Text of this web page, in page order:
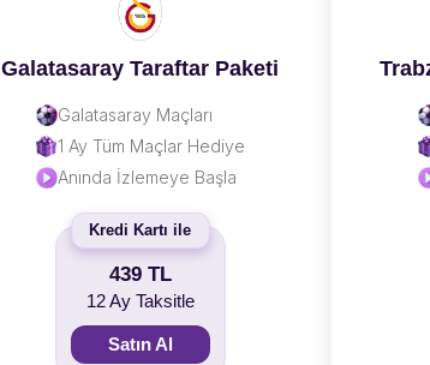
Galatasaray Taraftar Paketi
Galatasaray Maçları
1 Ay Tüm Maçlar Hediye
Anında İzlemeye Başla
Kredi Kartı ile
439 TL
12 Ay Taksitle
Satın Al